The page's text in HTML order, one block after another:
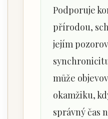
Podporuje
přírodou,
jejím
může
okamžiku,
správný čas